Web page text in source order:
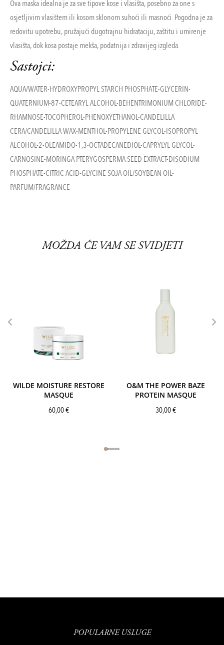
Ova maska idealna je za sve tipove kose i vlasišta, posebno za one s
osjetljivim vlasištem ili kosom sklonom suhoći ili masnoći. Pogodna je za
redovitu upotrebu, pružajući dugotrajnu hidrataciju, zaštitu i umirenje
vlasišta, dok kosa postaje mekša, podatnija i zdravijeg izgleda.
Sastojci:
AQUA/WATER-HYDROXYPROPYL STARCH PHOSPHATE-GLYCERIN-
QUATERNIUM-87-CETEARYL ALCOHOL-BEHENTRIMONIUM CHLORIDE-
RHAMNOSE-TOCOPHEROL-PHENOXYETHANOL-CANDELILLA
CERA/CANDELILLA WAX-MENTHOL-PROPYLENE GLYCOL-ISOPROPYL
ALCOHOL-2-OLEAMIDO-1,3-OCTADECANEDIOL-CAPRYLYL GLYCOL-
CARNOSINE-MORINGA PTERYGOSPERMA SEED EXTRACT-DISODIUM
PHOSPHATE-CITRIC ACID-GLYCINE SOJA OIL/SOYBEAN OIL-
PARFUM/FRAGRANCE
MOŽDA ĆE VAM SE SVIDJETI
WILDE MOISTURE RESTORE
MASQUE
60,00€
O&M THE POWER BAZE
PROTEIN MASQUE
30,00€
POPULARNE USLUGE